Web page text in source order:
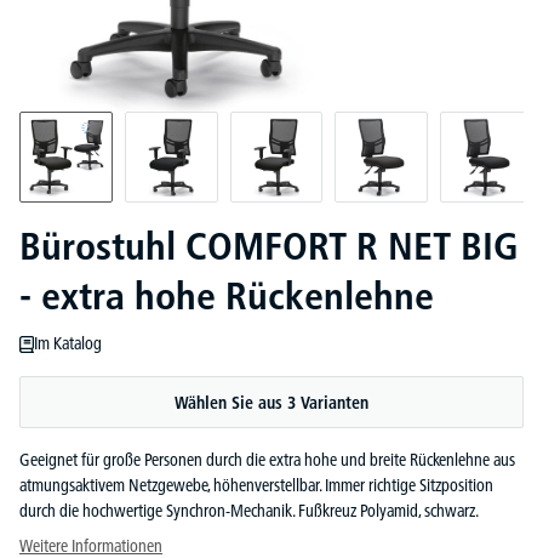
Bürostuhl COMFORT R NET BIG
- extra hohe Rückenlehne
Im Katalog
Wählen Sie aus 3 Varianten
Geeignet für große Personen durch die extra hohe und breite Rückenlehne aus
atmungsaktivem Netzgewebe, höhenverstellbar. Immer richtige Sitzposition
durch die hochwertige Synchron-Mechanik. Fußkreuz Polyamid, schwarz.
Weitere Informationen